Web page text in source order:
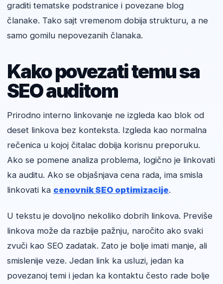
graditi tematske podstranice i povezane blog
članake. Tako sajt vremenom dobija strukturu, a ne
samo gomilu nepovezanih članaka.
Kako povezati temu sa
SEO auditom
Prirodno interno linkovanje ne izgleda kao blok od
deset linkova bez konteksta. Izgleda kao normalna
rečenica u kojoj čitalac dobija korisnu preporuku.
Ako se pomene analiza problema, logično je linkovati
ka auditu. Ako se objašnjava cena rada, ima smisla
linkovati ka cenovnik SEO optimizacije.
U tekstu je dovoljno nekoliko dobrih linkova. Previše
linkova može da razbije pažnju, naročito ako svaki
zvuči kao SEO zadatak. Zato je bolje imati manje, ali
smislenije veze. Jedan link ka usluzi, jedan ka
povezanoj temi i jedan ka kontaktu često rade bolje